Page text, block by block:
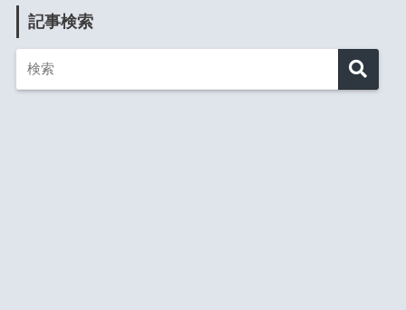
記事検索